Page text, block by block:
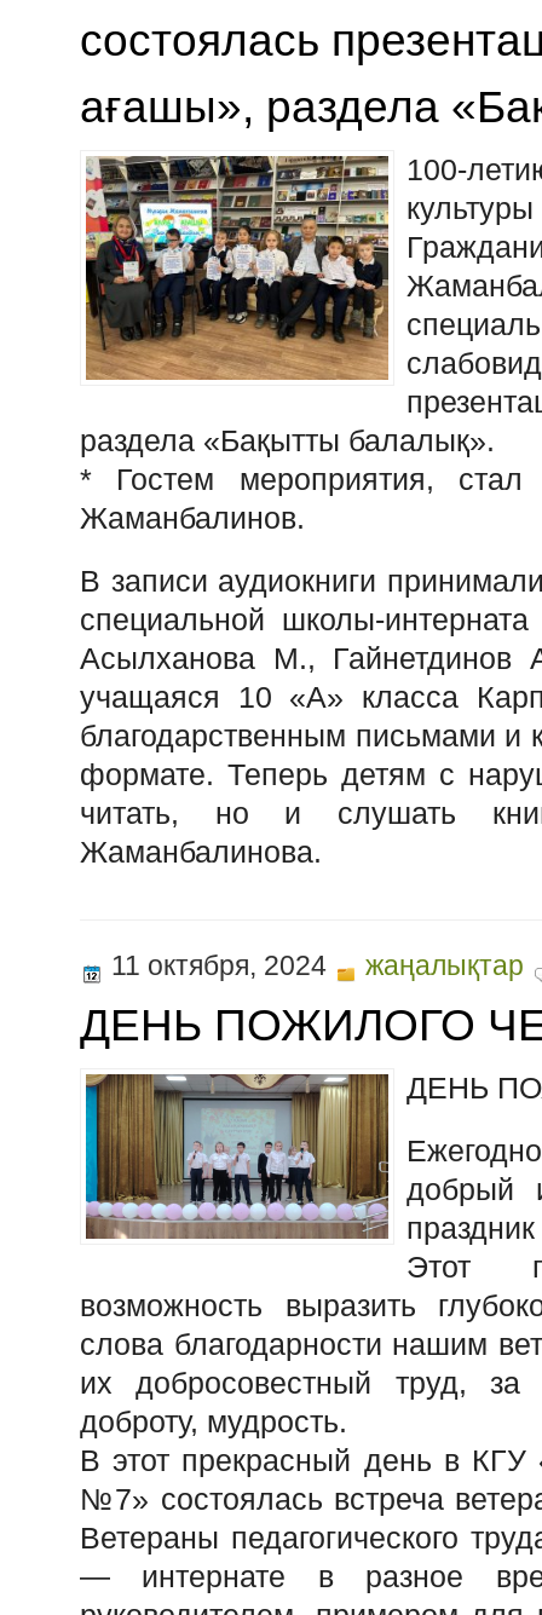
состоялась
ағашы», раздела
100-
раздела «Бақытты балалық».
* Гостем мероприятия,
Жаманбалинов.
В записи аудиокниги
специальной школы-
Асылханова М.,
учащаяся 10 «А» класса
благодарственным письмами и
формате. Теперь детям с
читать, но и слушать
Жаманбалинова.
11 октября, 2024 жаңалықтар
ДЕНЬ ПОЖИЛОГО
ДЕНЬ
добрый
Этот
возможность выразить
слова благодарности нашим
их добросовестный труд,
доброту, мудрость.
В этот прекрасный день в
№7» состоялась встреча
Ветераны педагогического
— интернате в разное